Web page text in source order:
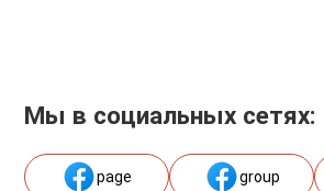
Мы в социальных сетях:
page group